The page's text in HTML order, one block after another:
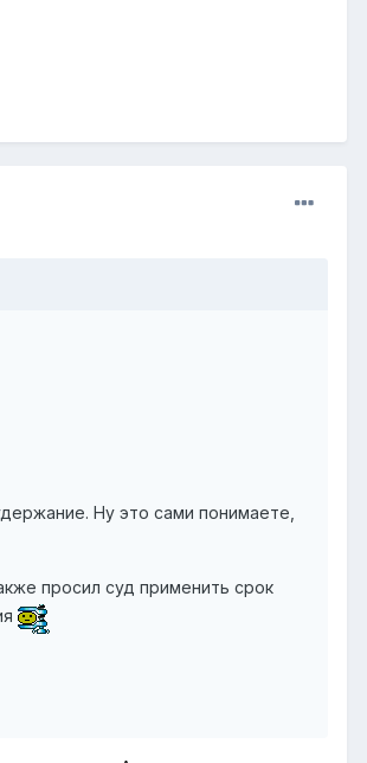
Ну это сами понимаете,
просил суд применить срок